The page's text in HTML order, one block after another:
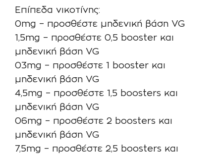
Επίπεδα νικοτίνης:
0mg – προσθέστε μηδενική βάση VG
1,5mg – προσθέστε 0,5 booster και
μηδενική βάση VG
03mg – προσθέστε 1 booster και
μηδενική βάση VG
4,5mg – προσθέστε 1,5 boosters και
μηδενική βάση VG
06mg – προσθέστε 2 boosters και
μηδενική βάση VG
7,5mg – προσθέστε 2,5 boosters και